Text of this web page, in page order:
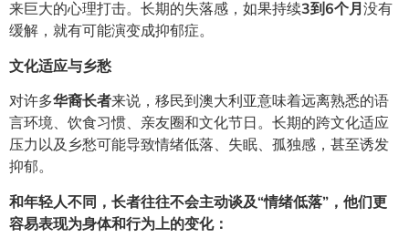
来巨大的心理打击。长期的失落感，如果持续3到6个月没有
缓解，就有可能演变成抑郁症。
文化适应与乡愁
对许多华裔长者来说，移民到澳大利亚意味着远离熟悉的语
言环境、饮食习惯、亲友圈和文化节日。长期的跨文化适应
压力以及乡愁可能导致情绪低落、失眠、孤独感，甚至诱发
抑郁。
和年轻人不同，长者往往不会主动谈及“情绪低落”，他们更
容易表现为身体和行为上的变化：